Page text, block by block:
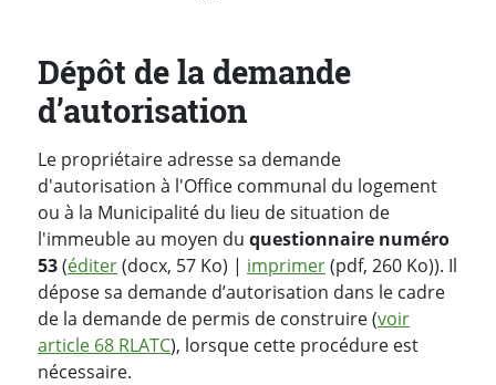
Dépôt de la demande
d’autorisation
Le propriétaire adresse sa demande
d'autorisation à l'Office communal du logement
ou à la Municipalité du lieu de situation de
l'immeuble au moyen du questionnaire numéro
53(éditer(docx, 57 Ko) | imprimer(pdf, 260 Ko)). Il
dépose sa demande d’autorisation dans le cadre
de la demande de permis de construire (voir
article 68 RLATC), lorsque cette procédure est
nécessaire.